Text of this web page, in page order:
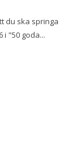
du ska springa
i "50 goda...